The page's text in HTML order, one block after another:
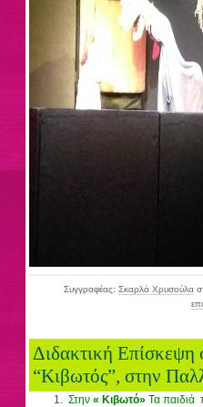
Συγγραφέας: Σκαρλά Χρυσούλα
Διδακτική
“Κιβωτός”, στην
Στην« Κιβωτό»Τα παιδιά